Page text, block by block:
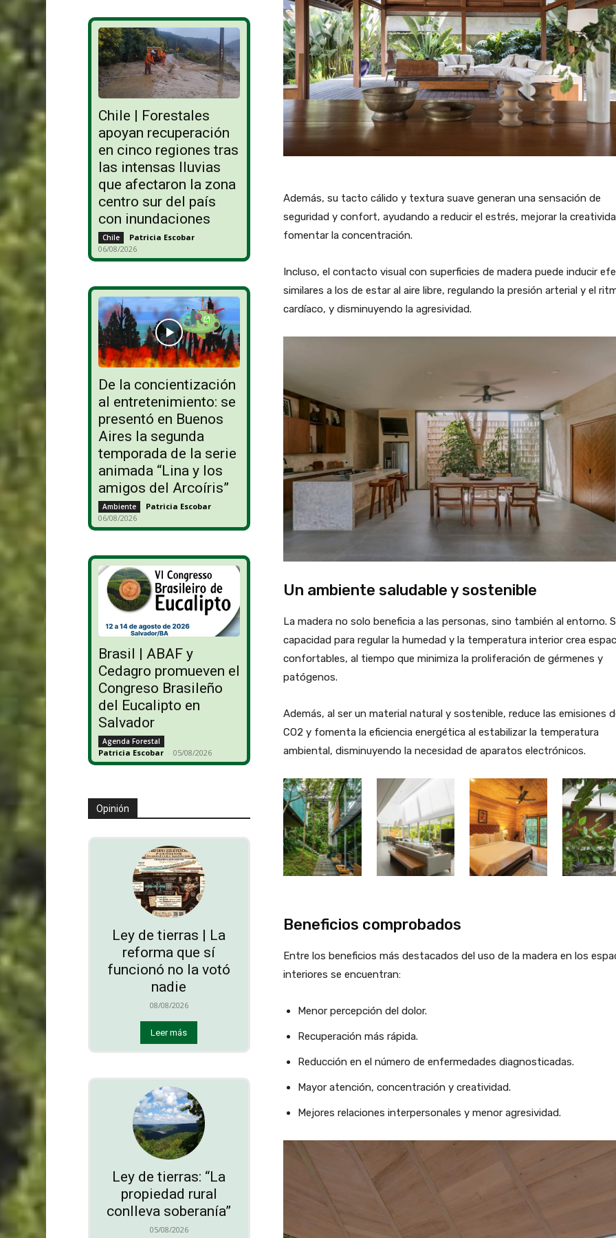
Chile | Forestales
apoyan recuperación
en cinco regiones tras
las intensas lluvias
que afectaron la zona
centro sur del país
con inundaciones
Chile Patricia Escobar -
06/08/2026
De la concientización
al entretenimiento: se
presentó en Buenos
Aires la segunda
temporada de la serie
animada “Lina y los
amigos del Arcoíris”
Ambiente Patricia Escobar -
06/08/2026
Brasil | ABAF y
Cedagro promueven el
Congreso Brasileño
del Eucalipto en
Salvador
Agenda Forestal
Patricia Escobar - 05/08/2026
Opinión
Ley de tierras | La
reforma que sí
funcionó no la votó
nadie
08/08/2026
Leer más
Ley de tierras: “La
propiedad rural
conlleva soberanía”
05/08/2026
Además, su tacto cálido y textura suave generan una sensación de
seguridad y confort, ayudando a reducir el estrés, mejorar la
fomentar la concentración.
Incluso, el contacto visual con superficies de madera puede inducir
similares a los de estar al aire libre, regulando la presión arterial y el
cardíaco, y disminuyendo la agresividad.
Un ambiente saludable y sostenible
La madera no solo beneficia a las personas, sino también al entorno.
capacidad para regular la humedad y la temperatura interior crea
confortables, al tiempo que minimiza la proliferación de gérmenes y
patógenos.
Además, al ser un material natural y sostenible, reduce las emisiones
CO2 y fomenta la eficiencia energética al estabilizar la temperatura
ambiental, disminuyendo la necesidad de aparatos electrónicos.
Beneficios comprobados
Entre los beneficios más destacados del uso de la madera en los
interiores se encuentran:
Menor percepción del dolor.
Recuperación más rápida.
Reducción en el número de enfermedades diagnosticadas.
Mayor atención, concentración y creatividad.
Mejores relaciones interpersonales y menor agresividad.